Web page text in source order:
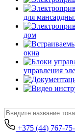
для
дом
окна
управления
+375 (44) 767-